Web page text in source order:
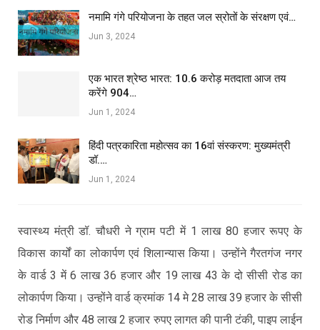
नमामि गंगे परियोजना के तहत जल स्रोतों के संरक्षण एवं…
Jun 3, 2024
एक भारत श्रेष्ठ भारत: 10.6 करोड़ मतदाता आज तय
करेंगे 904…
Jun 1, 2024
हिंदी पत्रकारिता महोत्सव का 16वां संस्करण: मुख्यमंत्री
डॉ.…
Jun 1, 2024
स्वास्थ्य मंत्री डॉ. चौधरी ने ग्राम पटी में 1 लाख 80 हजार रूपए के
विकास कार्यों का लोकार्पण एवं शिलान्यास किया। उन्होंने गैरतगंज नगर
के वार्ड 3 में 6 लाख 36 हजार और 19 लाख 43 के दो सीसी रोड का
लोकार्पण किया। उन्होंने वार्ड क्रमांक 14 मे 28 लाख 39 हजार के सीसी
रोड निर्माण और 48 लाख 2 हजार रुपए लागत की पानी टंकी, पाइप लाईन